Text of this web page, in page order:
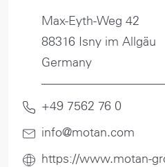
Max-Eyth-Weg 42
88316 Isny im Allgäu
Germany
+49 7562 76 0
info@motan.com
https://www.motan-